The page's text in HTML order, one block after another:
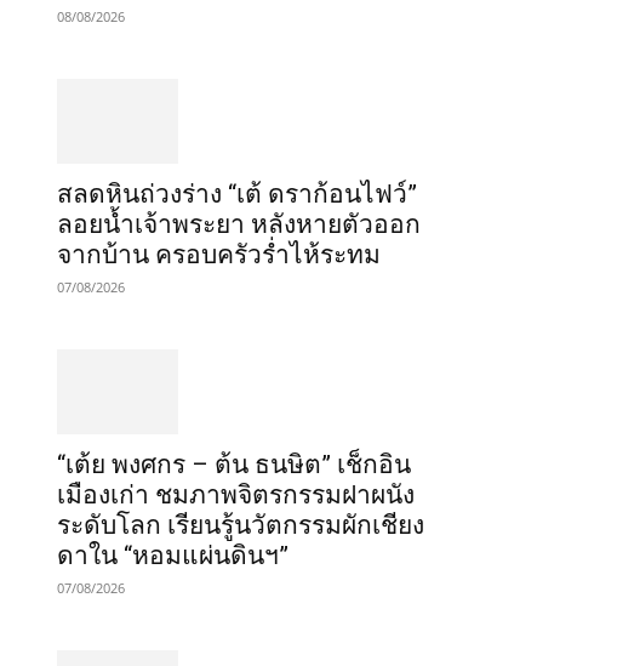
08/08/2026
สลดหินถ่วงร่าง “เต้ ดราก้อนไฟว์”
ลอยน้ำเจ้าพระยา หลังหายตัวออก
จากบ้าน ครอบครัวร่ำไห้ระทม
07/08/2026
“เต้ย พงศกร – ต้น ธนษิต” เช็กอิน
เมืองเก่า ชมภาพจิตรกรรมฝาผนัง
ระดับโลก เรียนรู้นวัตกรรมผักเชียง
ดาใน “หอมแผ่นดินฯ”
07/08/2026